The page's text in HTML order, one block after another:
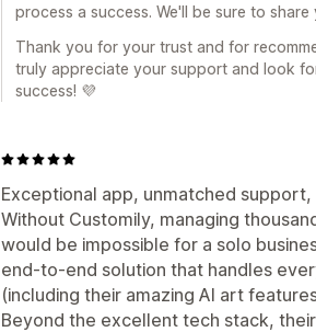
process a success. We'll be sure to
Thank you for your trust and for
truly appreciate your support and look
success! 💜
Exceptional app, unmatched
Without Customily, managing
would be impossible for a solo
end-to-end solution that handles
(including their amazing AI art
Beyond the excellent tech stack,